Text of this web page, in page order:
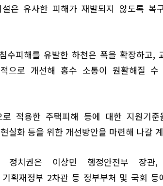
은 유사한 피해가 재발되지 않도록 복
수피해를 유발한 하천은 폭을 확장하고,
으로 개선해 홍수 소통이 원활해질 수
로 적용한 주택피해 등에 대한 지원기준
실화 등을 위한 개선방안을 마련해 나갈
치권은 이상민 행정안전부 장관,
획재정부 2차관 등 정부부처 및 국회